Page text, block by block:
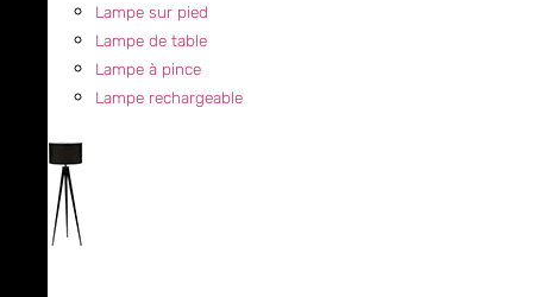
Lampe sur pied
Lampe de table
Lampe à pince
Lampe rechargeable